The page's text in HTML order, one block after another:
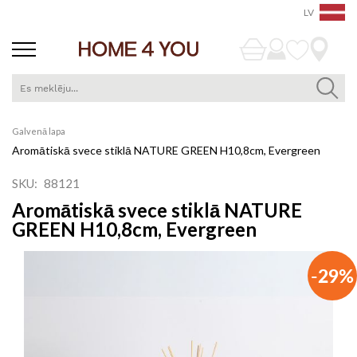
LV
Content
Galvenā lapa
Aromātiskā svece stiklā NATURE GREEN H10,8cm, Evergreen
SKU 88121
Aromātiskā svece stiklā NATURE
GREEN H10,8cm, Evergreen
-29%